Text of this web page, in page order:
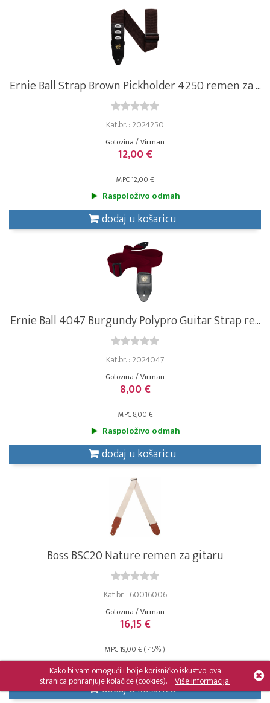
Ernie Ball Strap Brown Pickholder 4250 remen za ...
Kat.br. : 2024250
Gotovina / Virman
12,00 €
MPC 12,00 €
Raspoloživo odmah
dodaj u košaricu
Ernie Ball 4047 Burgundy Polypro Guitar Strap re...
Kat.br. : 2024047
Gotovina / Virman
8,00 €
MPC 8,00 €
Raspoloživo odmah
dodaj u košaricu
Boss BSC20 Nature remen za gitaru
Kat.br. : 60016006
Gotovina / Virman
16,15 €
MPC 19,00 € ( -15% )
Raspoloživo za 5-10 dana
dodaj u košaricu
Kako bi vam omogućili bolje korisničko iskustvo, ova
stranica pohranjuje kolačiće (cookies). Više informacija.